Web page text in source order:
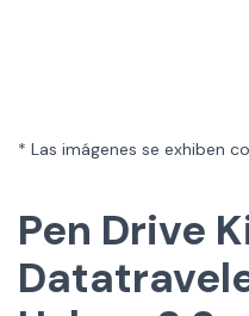
* Las imágenes se exhiben
Pen Drive